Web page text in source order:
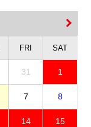
FRI SAT
31 1
7 8
14 15